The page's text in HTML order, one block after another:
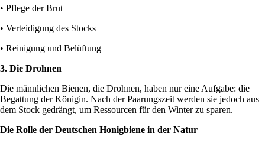
• Pflege der Brut
• Verteidigung des Stocks
• Reinigung und Belüftung
3. Die Drohnen
Die männlichen Bienen, die Drohnen, haben nur eine Aufgabe: die
Begattung der Königin. Nach der Paarungszeit werden sie jedoch aus
dem Stock gedrängt, um Ressourcen für den Winter zu sparen.
Die Rolle der Deutschen Honigbiene in der Natur